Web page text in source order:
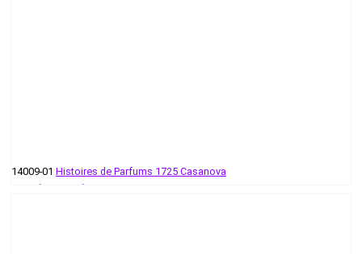
14009-01 Histoires de Parfums 1725 Casanova
55 руб - 371 руб